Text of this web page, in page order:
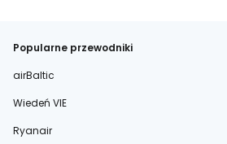
Popularne przewodniki
airBaltic
Wiedeń VIE
Ryanair